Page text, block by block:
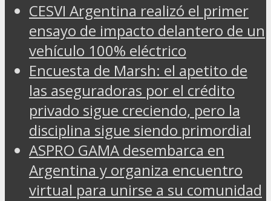
CESVI Argentina realizó el primer
ensayo de impacto delantero de un
vehículo 100% eléctrico
Encuesta de Marsh: el apetito de
las aseguradoras por el crédito
privado sigue creciendo, pero la
disciplina sigue siendo primordial
ASPRO GAMA desembarca en
Argentina y organiza encuentro
virtual para unirse a su comunidad